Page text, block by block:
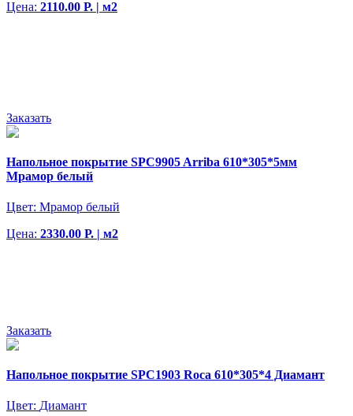
Цена: 2110.00 Р. | м2
Заказать
Напольное покрытие SPC9905 Arriba 610*305*5мм
Мрамор белый
Цвет: Мрамор белый
Цена: 2330.00 Р. | м2
Заказать
Напольное покрытие SPC1903 Roca 610*305*4 Диамант
Цвет: Диамант